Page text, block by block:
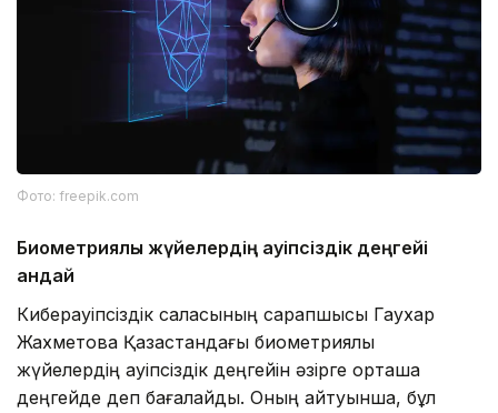
Фото: freepik.com
Биометриялық жүйелердің қауіпсіздік деңгейі
қандай
Киберқауіпсіздік саласының сарапшысы Гаухар
Жахметова Қазақстандағы биометриялық
жүйелердің қауіпсіздік деңгейін әзірге орташа
деңгейде деп бағалайды. Оның айтуынша, бұл